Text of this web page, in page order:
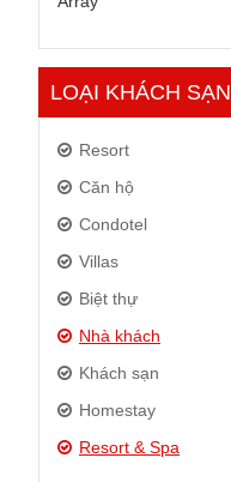
LOẠI KHÁCH SẠN
Resort
Căn hộ
Condotel
Villas
Biệt thự
Nhà khách
Khách sạn
Homestay
Resort & Spa